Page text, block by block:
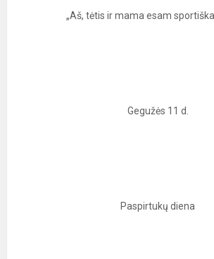
„Aš, tėtis ir mama esam sportiška
Gegužės 11 d.
Paspirtukų diena